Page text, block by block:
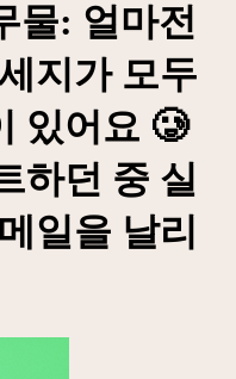
물: 얼마전
지가 모두
있어요 🥲
하던 중 실
일을 날리